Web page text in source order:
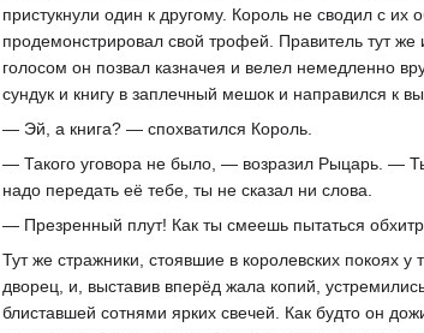
пристукнули один к другому. Король не сводил с
продемонстрировал свой трофей. Правитель тут
голосом он позвал казначея и велел немедленно
сундук и книгу в заплечный мешок и направился к
— Эй, а книга? — спохватился Король.
— Такого уговора не было, — возразил Рыцарь. — Ты
надо передать её тебе, ты не сказал ни слова.
— Презренный плут! Как ты смеешь пытаться
Тут же стражники, стоявшие в королевских покоях
дворец, и, выставив вперёд жала копий,
блиставшей сотнями ярких свечей. Как будто он